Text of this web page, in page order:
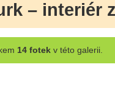
– interiér
14 fotekv této galerii.